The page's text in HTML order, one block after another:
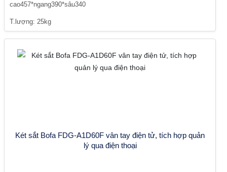
cao457*ngang390*sâu340
T.lượng: 25kg
Két sắt Bofa FDG-A1D60F vân tay điện tử, tích hợp quản
lý qua điện thoại